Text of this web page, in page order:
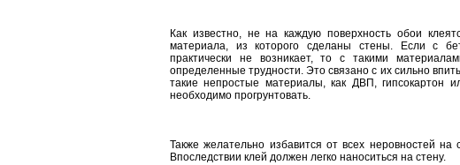
Как известно, не на каждую поверхность обои
материала, из которого сделаны стены. Если с
практически не возникает, то с такими
определенные трудности. Это связано с их сильно
такие непростые материалы, как ДВП, гипсокартон
необходимо прогрунтовать.
Также желательно избавится от всех неровностей
Впоследствии клей должен легко наноситься на стену.